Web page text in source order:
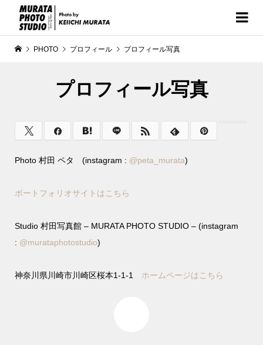
PHOTO プロフィール プロフィール写真
プロフィール写真
Photo 村田 ペタ (instagram : @peta_murata)
ポートフォリオサイトはこちら
Studio 村田写真館 – MURATA PHOTO STUDIO – (instagram
: @murataphotostudio)
神奈川県川崎市川崎区桜本1-1-1 ホームページはこちら